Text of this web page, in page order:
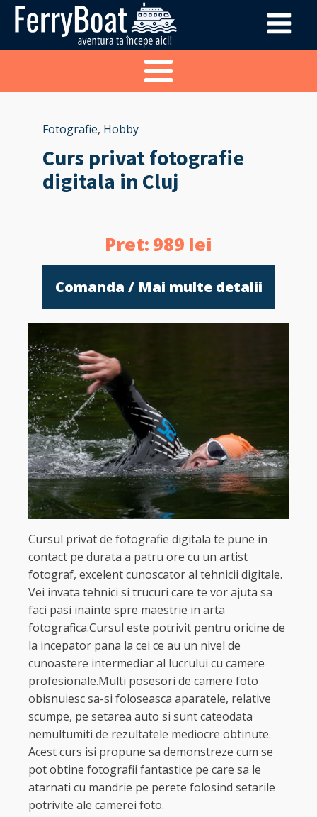
Fotografie, Hobby
Curs privat fotografie
digitala in Cluj
Pret: 989 lei
Comanda / Mai multe detalii
Cursul privat de fotografie digitala te pune in
contact pe durata a patru ore cu un artist
fotograf, excelent cunoscator al tehnicii digitale.
Vei invata tehnici si trucuri care te vor ajuta sa
faci pasi inainte spre maestrie in arta
fotografica.Cursul este potrivit pentru oricine de
la incepator pana la cei ce au un nivel de
cunoastere intermediar al lucrului cu camere
profesionale.Multi posesori de camere foto
obisnuiesc sa-si foloseasca aparatele, relative
scumpe, pe setarea auto si sunt cateodata
nemultumiti de rezultatele mediocre obtinute.
Acest curs isi propune sa demonstreze cum se
pot obtine fotografii fantastice pe care sa le
atarnati cu mandrie pe perete folosind setarile
potrivite ale camerei foto.